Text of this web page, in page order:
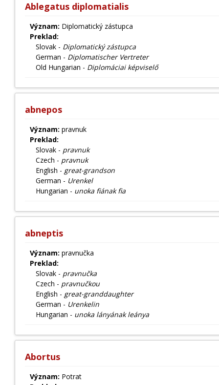
Ablegatus diplomatialis
Význam: Diplomatický zástupca
Preklad:
Slovak - Diplomatický zástupca
German - Diplomatischer Vertreter
Old Hungarian - Diplomáciai képviselő
abnepos
Význam: pravnuk
Preklad:
Slovak - pravnuk
Czech - pravnuk
English - great-grandson
German - Urenkel
Hungarian - unoka fiának fia
abneptis
Význam: pravnučka
Preklad:
Slovak - pravnučka
Czech - pravnučkou
English - great-granddaughter
German - Urenkelin
Hungarian - unoka lányának leánya
Abortus
Význam: Potrat